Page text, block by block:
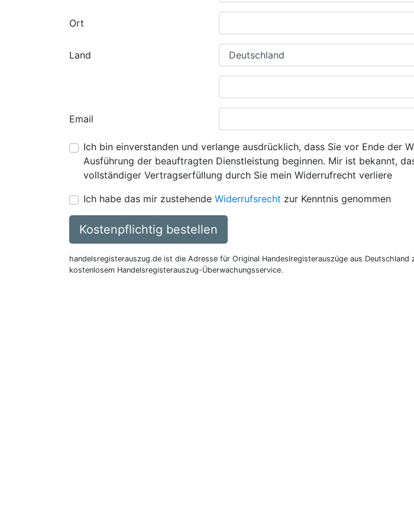
Ort
Land
Email
Ich bin einverstanden und verlange ausdrücklich, dass Sie vor Ende der
Ausführung der beauftragten Dienstleistung beginnen. Mir ist bekannt,
vollständiger Vertragserfüllung durch Sie mein Widerrufrecht verliere
Ich habe das mir zustehende Widerrufsrecht zur Kenntnis genommen
Kostenpflichtig bestellen
handelsregisterauszug.de ist die Adresse für Original Handeslregisterauszüge aus Deutschland
kostenlosem Handelsregisterauszug-Überwachungsservice.